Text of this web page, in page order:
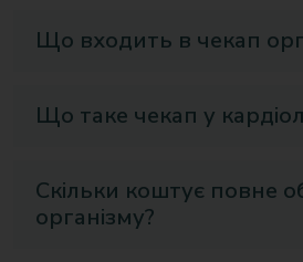
Що входить в чекап
Що таке чекап у
Скільки коштує повне
організму?